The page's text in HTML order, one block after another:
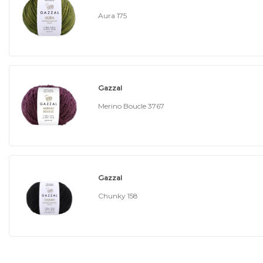
Aura 175
Gazzal
Merino Boucle 3767
Gazzal
Chunky 158